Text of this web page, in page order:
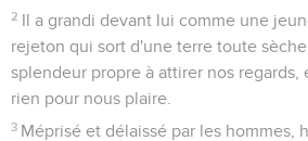
2 Il a grandi devant lui comme une
rejeton qui sort d'une terre toute
splendeur propre à attirer nos regards,
rien pour nous plaire.
3 Méprisé et délaissé par les hommes,